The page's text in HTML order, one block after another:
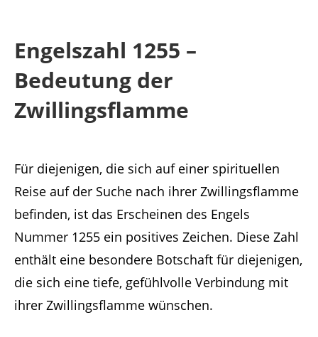
Engelszahl 1255 –
Bedeutung der
Zwillingsflamme
Für diejenigen, die sich auf einer spirituellen
Reise auf der Suche nach ihrer Zwillingsflamme
befinden, ist das Erscheinen des Engels
Nummer 1255 ein positives Zeichen. Diese Zahl
enthält eine besondere Botschaft für diejenigen,
die sich eine tiefe, gefühlvolle Verbindung mit
ihrer Zwillingsflamme wünschen.